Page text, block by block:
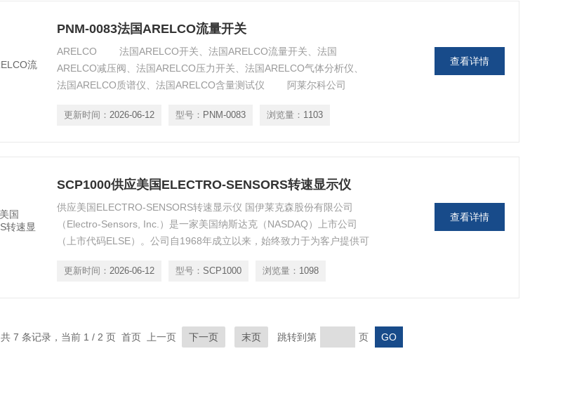
PNM-0083法国ARELCO流量开关
ARELCO 法国ARELCO开关、法国ARELCO流量开关、法国
ARELCO减压阀、法国ARELCO压力开关、法国ARELCO气体分析仪、
法国ARELCO质谱仪、法国ARELCO含量测试仪 阿莱尔科公司
烧的控制：氧气，H2, CO, CO2 和 H2O分析仪；石油产品物理性能分析
更新时间： 2026-06-12 型号： PNM-0083 浏览量： 1103
查看详情
SCP1000供应美国ELECTRO-SENSORS转速显示仪
供应美国ELECTRO-SENSORS转速显示仪 国伊莱克森股份有限公司
（Electro-Sensors, Inc.）是一家美国纳斯达克（NASDAQ）上市公司
（上市代码ELSE）。公司自1968年成立以来，始终致力于为客户提供可
Sensors）是ISO9001 : 2000 认证企业，产品通过ETL认证
更新时间： 2026-06-12 型号： SCP1000 浏览量： 1098
查看详情
共 7 条记录，当前 1 / 2 页 首页 上一页 下一页 末页 跳转到第 页